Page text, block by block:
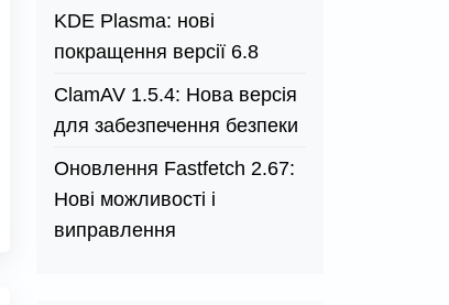
KDE Plasma: нові
покращення версії 6.8
ClamAV 1.5.4: Нова версія
для забезпечення безпеки
Оновлення Fastfetch 2.67:
Нові можливості і
виправлення